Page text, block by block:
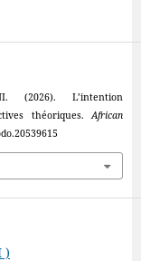
(2026). L’intention
théoriques.African
)